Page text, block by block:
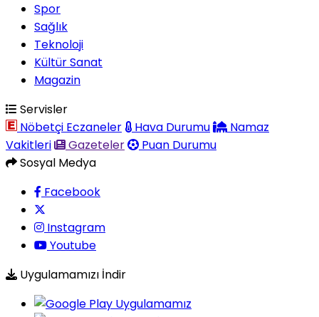
Spor
Sağlık
Teknoloji
Kültür Sanat
Magazin
Servisler
Nöbetçi Eczaneler
Hava Durumu
Namaz
Vakitleri
Gazeteler
Puan Durumu
Sosyal Medya
Facebook
Instagram
Youtube
Uygulamamızı İndir